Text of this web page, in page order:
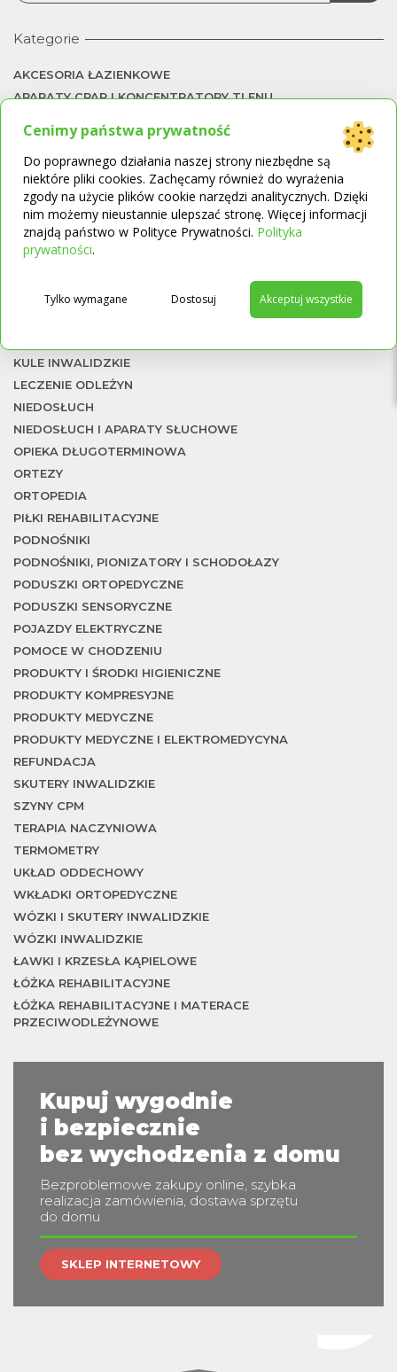
Kategorie
AKCESORIA ŁAZIENKOWE
APARATY CPAP I KONCENTRATORY TLENU
BADANIA STÓP
BADANIE SŁUCHU
BALKONIKI
BEZDECH SENNY
BEZSENNOŚĆ
CHODZIKI
DOMOWE URZĄDZENIA MEDYCZNE
KULE INWALIDZKIE
LECZENIE ODLEŻYN
NIEDOSŁUCH
NIEDOSŁUCH I APARATY SŁUCHOWE
OPIEKA DŁUGOTERMINOWA
ORTEZY
ORTOPEDIA
PIŁKI REHABILITACYJNE
PODNOŚNIKI
PODNOŚNIKI, PIONIZATORY I SCHODOŁAZY
PODUSZKI ORTOPEDYCZNE
PODUSZKI SENSORYCZNE
POJAZDY ELEKTRYCZNE
POMOCE W CHODZENIU
PRODUKTY I ŚRODKI HIGIENICZNE
PRODUKTY KOMPRESYJNE
PRODUKTY MEDYCZNE
PRODUKTY MEDYCZNE I ELEKTROMEDYCYNA
REFUNDACJA
SKUTERY INWALIDZKIE
SZYNY CPM
TERAPIA NACZYNIOWA
TERMOMETRY
UKŁAD ODDECHOWY
WKŁADKI ORTOPEDYCZNE
WÓZKI I SKUTERY INWALIDZKIE
WÓZKI INWALIDZKIE
ŁAWKI I KRZESŁA KĄPIELOWE
ŁÓŻKA REHABILITACYJNE
ŁÓŻKA REHABILITACYJNE I MATERACE
PRZECIWODLEŻYNOWE
Kupuj wygodnie
i bezpiecznie
bez wychodzenia z domu
Bezproblemowe zakupy online, szybka
realizacja zamówienia, dostawa sprzętu
do domu
SKLEP INTERNETOWY
Cenimy państwa prywatność
Do poprawnego działania naszej strony niezbędne są
niektóre pliki cookies. Zachęcamy również do wyrażenia
zgody na użycie plików cookie narzędzi analitycznych. Dzięki
nim możemy nieustannie ulepszać stronę. Więcej informacji
znajdą państwo w Polityce Prywatności. Polityka
prywatności.
Dostosuj
Tylko wymagane Akceptuj wszystkie